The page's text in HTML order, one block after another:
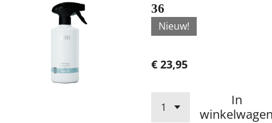
36
Nieuw!
€ 23,95
In